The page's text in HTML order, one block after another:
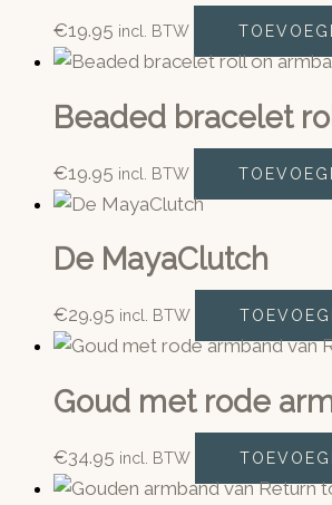
€19.95 incl. BTW
Beaded bracelet
€19.95 incl. BTW
De MayaClutch
€29.95 incl. BTW
Goud met rode
€34.95 incl. BTW